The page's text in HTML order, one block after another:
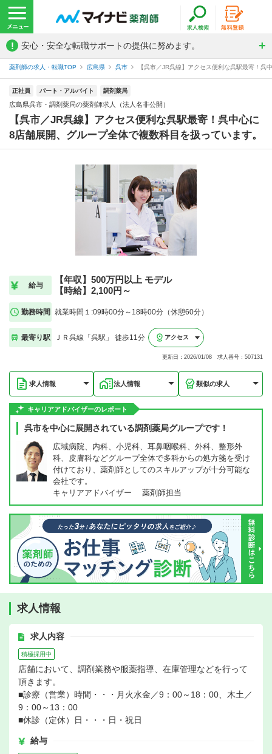
! 安心・安全な転職サポートの提供に努めます。
薬剤師の求人・転職TOP 広島県 呉市 【呉市／JR呉線】アクセス便利な呉駅最寄！
正社員 パート・アルバイト 調剤薬局
広島県呉市・調剤薬局の薬剤師求人（法人名非公開）
【呉市／JR呉線】アクセス便利な呉駅最寄！呉中心に
8店舗展開、グループ全体で複数科目を扱っています。
給与
【年収】500万円以上 モデル
【時給】2,100円～
勤務時間 就業時間１:09時00分～18時00分（休憩60分）
最寄り駅 ＪＲ呉線「呉駅」 徒歩11分 アクセス
更新日：2026/01/08 求人番号：507131
求人情報 法人情報 類似の求人
キャリアアドバイザーのレポート
呉市を中心に展開されている調剤薬局グループです！
広域病院、内科、小児科、耳鼻咽喉科、外科、整形外
科、皮膚科などグループ全体で多科からの処方箋を受け
付けており、薬剤師としてのスキルアップが十分可能な
会社です。
キャリアアドバイザー 薬剤師担当
求人情報
求人内容
積極採用中
店舗において、調剤業務や服薬指導、在庫管理などを行って
頂きます。
■診療（営業）時間・・・月火水金／9：00～18：00、木土／
9：00～13：00
■休診（定休）日・・・日・祝日
給与